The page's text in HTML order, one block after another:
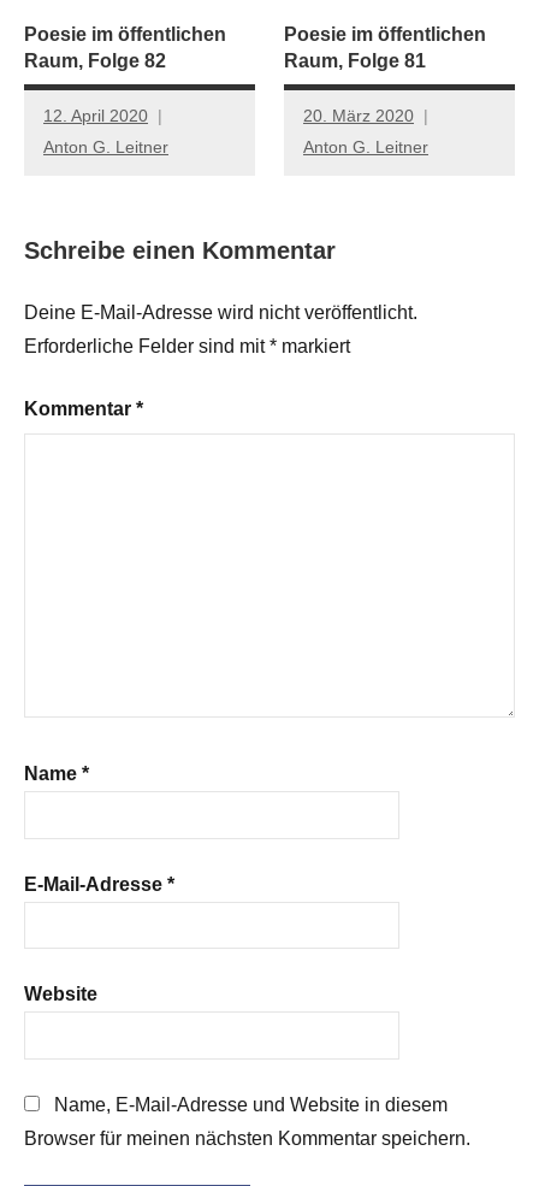
Poesie im öffentlichen
Raum, Folge 82
12. April 2020
Anton G. Leitner
Poesie im öffentlichen
Raum, Folge 81
20. März 2020
Anton G. Leitner
Schreibe einen Kommentar
Deine E-Mail-Adresse wird nicht veröffentlicht.
Erforderliche Felder sind mit* markiert
Kommentar *
Name *
E-Mail-Adresse *
Website
Name, E-Mail-Adresse und Website in diesem
Browser für meinen nächsten Kommentar speichern.